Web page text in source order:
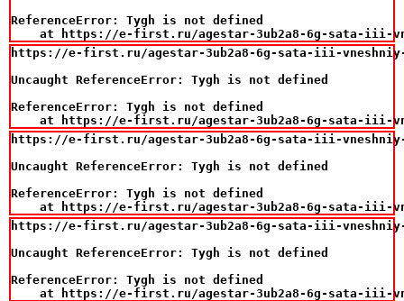
ReferenceError: Tygh is not defined
at https://e-first.ru/agestar-3ub2a8-6g-sata-
https://e-first.ru/agestar-3ub2a8-6g-sata-iii-vneshniy-
Uncaught ReferenceError: Tygh is not defined
ReferenceError: Tygh is not defined
at https://e-first.ru/agestar-3ub2a8-6g-sata-
https://e-first.ru/agestar-3ub2a8-6g-sata-iii-vneshniy-
Uncaught ReferenceError: Tygh is not defined
ReferenceError: Tygh is not defined
at https://e-first.ru/agestar-3ub2a8-6g-sata-
https://e-first.ru/agestar-3ub2a8-6g-sata-iii-vneshniy-
Uncaught ReferenceError: Tygh is not defined
ReferenceError: Tygh is not defined
at https://e-first.ru/agestar-3ub2a8-6g-sata-